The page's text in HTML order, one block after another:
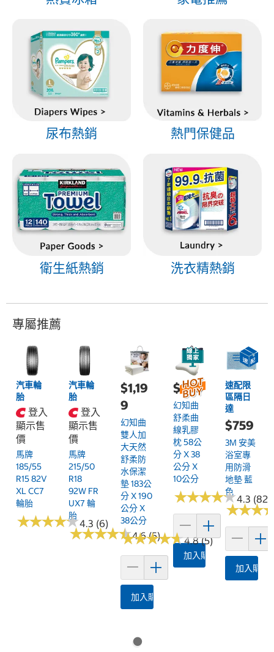
尿布熱銷 熱門保健品
衛生紙熱銷 洗衣精熱銷
專屬推薦
汽車輪
胎
登入
顯示售
價
馬牌
185/55
R15 82V
XL CC7
輪胎
★★★★★
★★★★★4.3 (6)
汽車輪
胎
登入
顯示售
價
馬牌
215/50
R18
92W FR
UX7 輪
胎
★★★★★
★★★★★4.6 (5)
$1,19
9
幻知曲
雙人加
大天然
舒柔防
水保潔
墊 183公
分 X 190
公分 X
38公分
★★★★★
★★★★★4.8 (5)
加入購物車
$899
幻知曲
舒柔曲
線乳膠
枕 58公
分 X 38
公分 X
10公分
★★★★★
★★★★★4.3 (82)
加入購物車
速配限
區隔日
達
$759
3M 安美
浴室專
用防滑
地墊 藍
色
★★★
★★★
加入購物